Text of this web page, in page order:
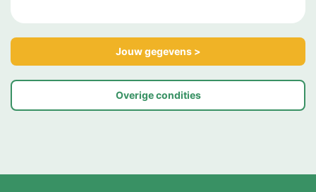
Jouw gegevens >
Overige condities